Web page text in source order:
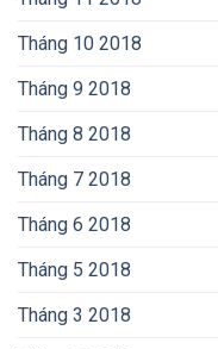
Tháng 10 2018
Tháng 9 2018
Tháng 8 2018
Tháng 7 2018
Tháng 6 2018
Tháng 5 2018
Tháng 3 2018